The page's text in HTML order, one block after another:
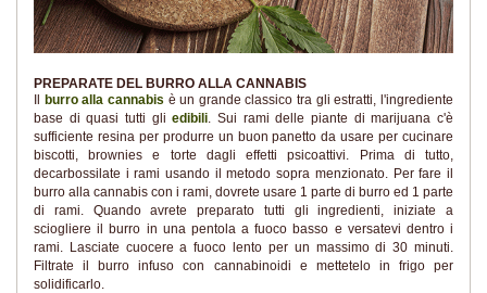
PREPARATE DEL BURRO ALLA CANNABIS
burro alla cannabis è un grande classico tra gli estratti, l'ingrediente
base di quasi tutti gliedibili. Sui rami delle piante di marijuana c'è
sufficiente resina per produrre un buon panetto da usare per cucinare
biscotti, brownies e torte dagli effetti psicoattivi. Prima di tutto,
decarbossilate i rami usando il metodo sopra menzionato. Per fare il
burro alla cannabis con i rami, dovrete usare 1 parte di burro ed 1 parte
di rami. Quando avrete preparato tutti gli ingredienti, iniziate a
sciogliere il burro in una pentola a fuoco basso e versatevi dentro i
rami. Lasciate cuocere a fuoco lento per un massimo di 30 minuti.
Filtrate il burro infuso con cannabinoidi e mettetelo in frigo per
solidificarlo.